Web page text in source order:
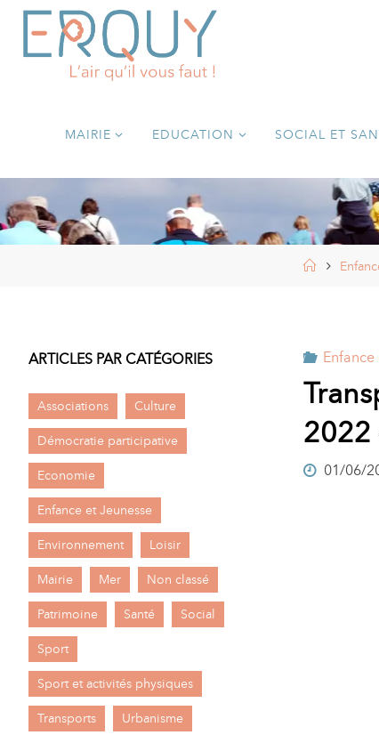
Skip
content
U
FFI
MAIRIE EDUCATION SOCIAL ET
Home
2022
01/06/
ARTICLES PAR CATÉGORIES
Associations Culture
Démocratie participative
Economie
Enfance et Jeunesse
Environnement Loisir
Mairie Mer Non classé
Patrimoine Santé Social
Sport
Sport et activités physiques
Transports Urbanisme